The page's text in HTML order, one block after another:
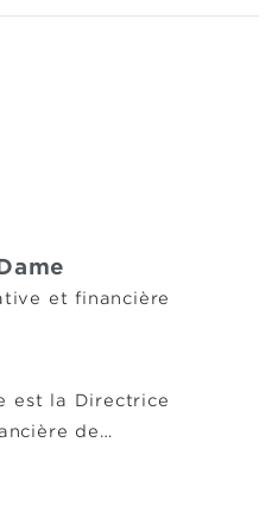
et financière
est la Directrice
de…